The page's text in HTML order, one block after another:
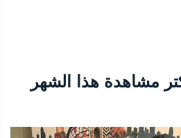
مشاهدة هذا الشهر